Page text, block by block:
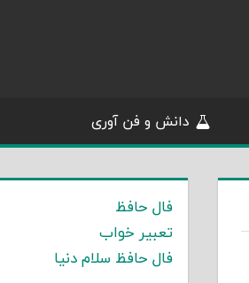
دانش و فن آوری
فال حافظ
تعبیر خواب
فال حافظ سلام دنیا